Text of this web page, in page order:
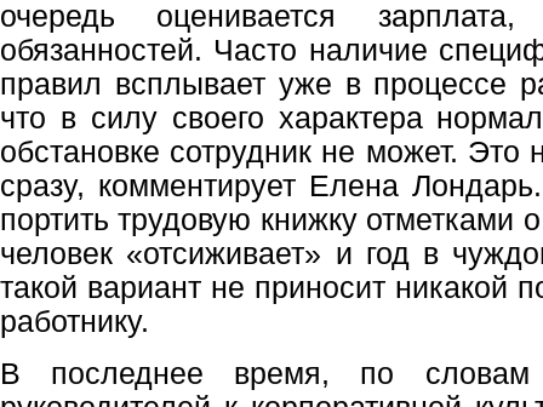
очередь оценивается зарплата,
обязанностей. Часто наличие
правил всплывает уже в процессе
что в силу своего характера
обстановке сотрудник не может. Это
сразу, комментирует Елена
портить трудовую книжку отметками
человек «отсиживает» и год в
такой вариант не приносит никакой
работнику.
В последнее время, по словам